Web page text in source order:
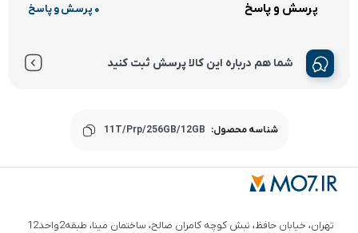
پرسش و پاسخ 0 پرسش و پاسخ
شما هم درباره این کالا پرسش ثبت کنید
شناسه محصول: 11T/Prp/256GB/12GB
تهران، خیابان حافظ، نبش کوچه کامران صالح، ساختمان مینا، طبقه2واحد12